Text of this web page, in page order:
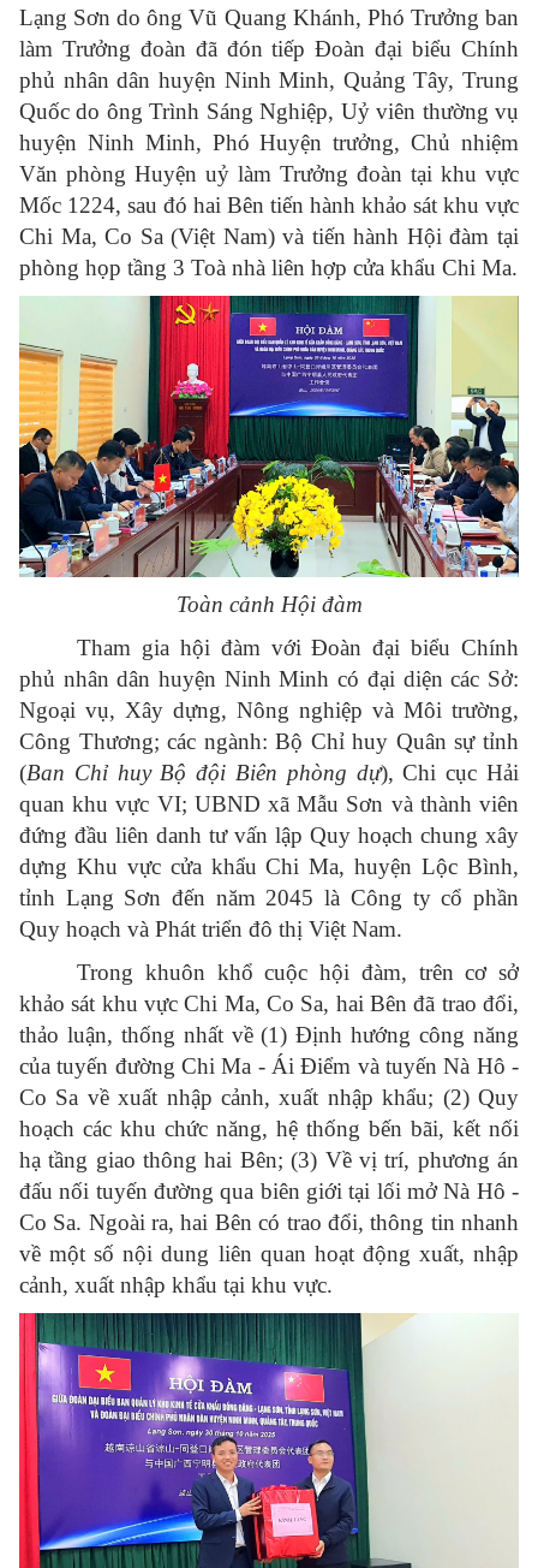
Lạng Sơn do ông Vũ Quang Khánh, Phó Trưởng ban
làm Trưởng đoàn đã đón tiếp Đoàn đại biểu Chính
phủ nhân dân huyện Ninh Minh, Quảng Tây, Trung
Quốc do ông Trình Sáng Nghiệp, Uỷ viên thường vụ
huyện Ninh Minh, Phó Huyện trưởng, Chủ nhiệm
Văn phòng Huyện uỷ làm Trưởng đoàn tại khu vực
Mốc 1224, sau đó hai Bên tiến hành khảo sát khu vực
Chi Ma, Co Sa (Việt Nam) và tiến hành Hội đàm tại
phòng họp tầng 3 Toà nhà liên hợp cửa khẩu Chi Ma.
Toàn cảnh Hội đàm
Tham gia hội đàm với Đoàn đại biểu Chính
phủ nhân dân huyện Ninh Minh có đại diện các Sở:
Ngoại vụ, Xây dựng, Nông nghiệp và Môi trường,
Công Thương; các ngành: Bộ Chỉ huy Quân sự tỉnh
(Ban Chỉ huy Bộ đội Biên phòng dự), Chi cục Hải
quan khu vực VI; UBND xã Mẫu Sơn và thành viên
đứng đầu liên danh tư vấn lập Quy hoạch chung xây
dựng Khu vực cửa khẩu Chi Ma, huyện Lộc Bình,
tỉnh Lạng Sơn đến năm 2045 là Công ty cổ phần
Quy hoạch và Phát triển đô thị Việt Nam.
Trong khuôn khổ cuộc hội đàm, trên cơ sở
khảo sát khu vực Chi Ma, Co Sa, hai Bên đã trao đổi,
thảo luận, thống nhất về (1) Định hướng công năng
của tuyến đường Chi Ma - Ái Điểm và tuyến Nà Hô -
Co Sa về xuất nhập cảnh, xuất nhập khẩu; (2) Quy
hoạch các khu chức năng, hệ thống bến bãi, kết nối
hạ tầng giao thông hai Bên; (3) Về vị trí, phương án
đấu nối tuyến đường qua biên giới tại lối mở Nà Hô -
Co Sa. Ngoài ra, hai Bên có trao đổi, thông tin nhanh
về một số nội dung liên quan hoạt động xuất, nhập
cảnh, xuất nhập khẩu tại khu vực.